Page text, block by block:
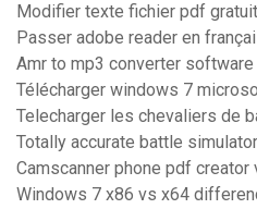
Modifier texte fichier pdf gratuit
Passer adobe reader en
Amr to mp3 converter software
Télécharger windows 7
Telecharger les chevaliers de
Totally accurate battle
Camscanner phone pdf creator
Windows 7 x86 vs x64